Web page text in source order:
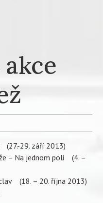
(27.-29. září 2013)
– Na jednom poli (4. –
(18. – 20. října 2013)